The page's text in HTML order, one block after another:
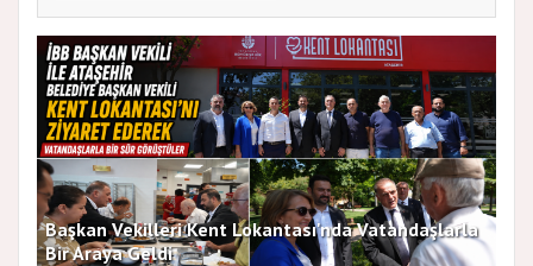
Başkan Vekilleri Kent Lokantası'nda Vatandaşlarla
Bir Araya Geldi